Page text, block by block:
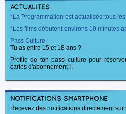
ACTUALITÉS
*La Programmation est actualisée tous
*Les films débutent environs 10 minutes
Pass Culture
Tu as entre 15 et 18 ans ?
Profite de ton pass culture pour
cartes d'abonnement !
NOTIFICATIONS SMARTPHONE
Recevez des notifications directement sur